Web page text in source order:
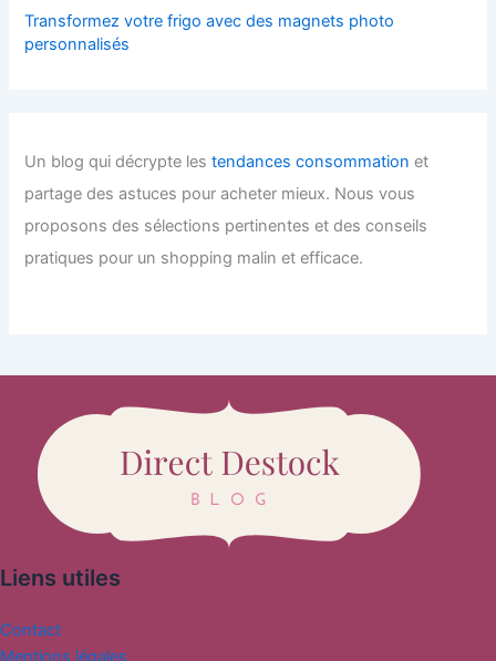
Transformez votre frigo avec des magnets photo
personnalisés
Un blog qui décrypte lestendances consommation et
partage des astuces pour acheter mieux. Nous vous
proposons des sélections pertinentes et des conseils
pratiques pour un shopping malin et efficace.
Liens utiles
Contact
Mentions légales